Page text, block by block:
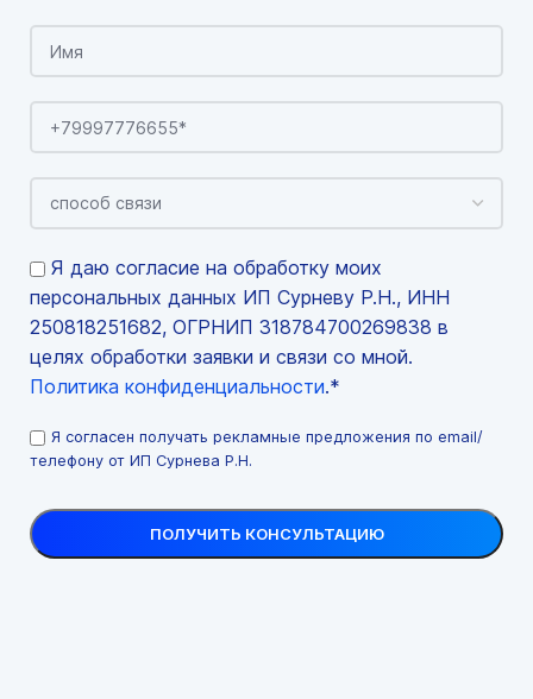
Я даю согласие на обработку моих
персональных данных ИП Сурневу Р.Н., ИНН
250818251682, ОГРНИП 318784700269838 в
целях обработки заявки и связи со мной.
Политика конфиденциальности.*
Я согласен получать рекламные предложения по email/
телефону от ИП Сурнева Р.Н.